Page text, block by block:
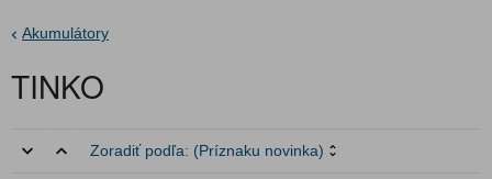
Akumulátory
TINKO
Zoradiť podľa: (Príznaku novinka)